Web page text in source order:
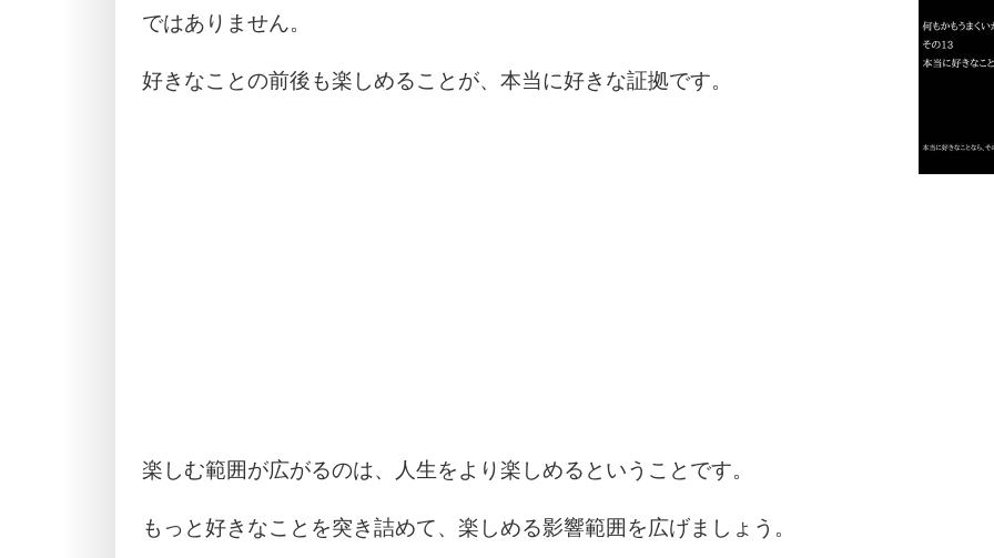
ではありません。
好きなことの前後も楽しめることが、本当に好きな証拠です。
楽しむ範囲が広がるのは、人生をより楽しめるということです。
もっと好きなことを突き詰めて、楽しめる影響範囲を広げましょう。
3